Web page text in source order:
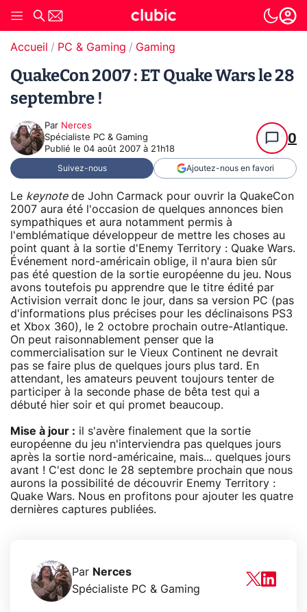
Accueil PC & Gaming Gaming
QuakeCon 2007 : ET Quake Wars le 28
septembre !
Par Nerces
Spécialiste PC & Gaming
Publié le 04 août 2007 à 21h18
0
Suivez-nous Ajoutez-nous en favori
Le keynotede John Carmack pour ouvrir la QuakeCon
2007 aura été l'occasion de quelques annonces bien
sympathiques et aura notamment permis à
l'emblématique développeur de mettre les choses au
point quant à la sortie d'Enemy Territory : Quake Wars.
Événement nord-américain oblige, il n'aura bien sûr
pas été question de la sortie européenne du jeu. Nous
avons toutefois pu apprendre que le titre édité par
Activision verrait donc le jour, dans sa version PC (pas
d'informations plus précises pour les déclinaisons PS3
et Xbox 360), le 2 octobre prochain outre-Atlantique.
On peut raisonnablement penser que la
commercialisation sur le Vieux Continent ne devrait
pas se faire plus de quelques jours plus tard. En
attendant, les amateurs peuvent toujours tenter de
participer à la seconde phase de bêta test qui a
débuté hier soir et qui promet beaucoup.
Mise à jour : il s'avère finalement que la sortie
européenne du jeu n'interviendra pas quelques jours
après la sortie nord-américaine, mais... quelques jours
avant ! C'est donc le 28 septembre prochain que nous
aurons la possibilité de découvrir Enemy Territory :
Quake Wars. Nous en profitons pour ajouter les quatre
dernières captures publiées.
Par Nerces
Spécialiste PC & Gaming